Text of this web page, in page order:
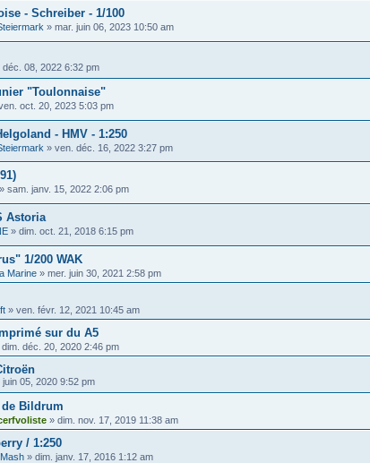
- Schreiber - 1/100
» mar. juin 06, 2023 10:50 am
déc. 08, 2022 6:32 pm
"Toulonnaise"
oct. 20, 2023 5:03 pm
- HMV - 1:250
» ven. déc. 16, 2022 3:27 pm
» sam. janv. 15, 2022 2:06 pm
Astoria
» dim. oct. 21, 2018 6:15 pm
1/200 WAK
Marine » mer. juin 30, 2021 2:58 pm
» ven. févr. 12, 2021 10:45 am
sur du A5
dim. déc. 20, 2020 2:46 pm
juin 05, 2020 9:52 pm
Bildrum
» dim. nov. 17, 2019 11:38 am
/ 1:250
» dim. janv. 17, 2016 1:12 am